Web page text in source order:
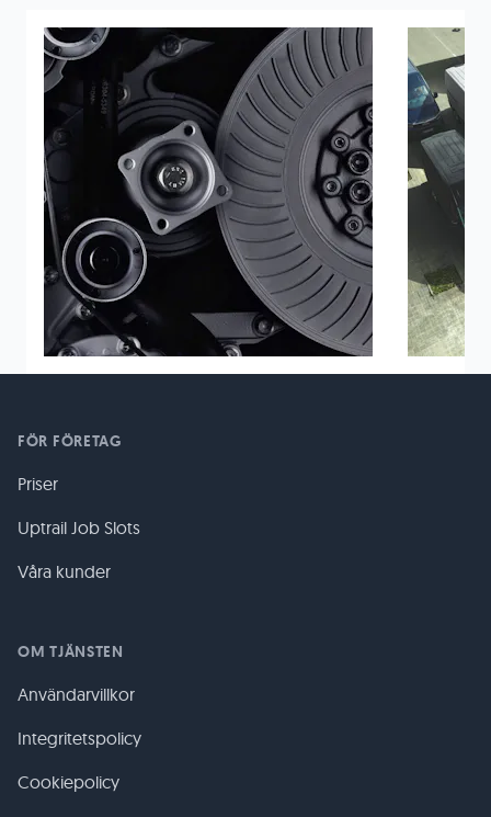
FÖR FÖRETAG
Priser
Uptrail Job Slots
Våra kunder
OM TJÄNSTEN
Användarvillkor
Integritetspolicy
Cookiepolicy